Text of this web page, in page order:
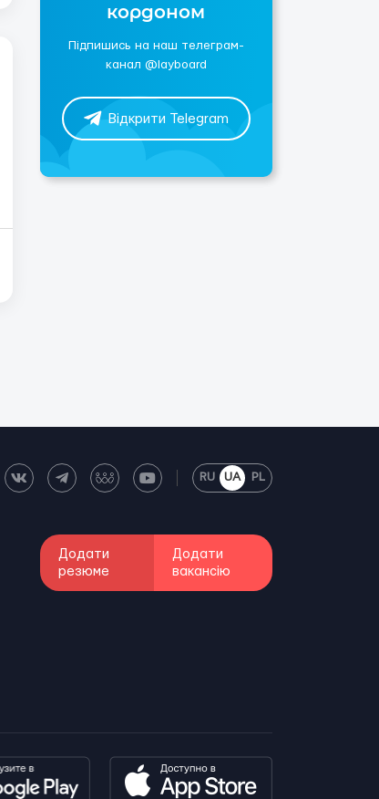
кордоном
Підпишись на наш телеграм-
канал @layboard
Відкрити Telegram
RU UA PL
Додати
резюме
Додати
вакансію